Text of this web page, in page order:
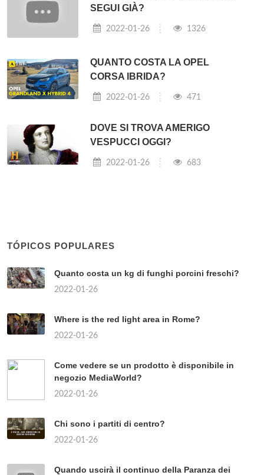
SEGUI GIÀ?
2022-01-26 1326
QUANTO COSTA LA OPEL
CORSA IBRIDA?
2022-01-26 471
DOVE SI TROVA AMERIGO
VESPUCCI OGGI?
2022-01-26 683
TÓPICOS POPULARES
Quanto costa un kg di funghi porcini freschi?
2022-01-26
Where is the red light area in Rome?
2022-01-26
Come vedere se un prodotto è disponibile in
negozio MediaWorld?
2022-01-26
Chi sono i partiti di centro?
2022-01-26
Quando uscirà il continuo della Paranza dei